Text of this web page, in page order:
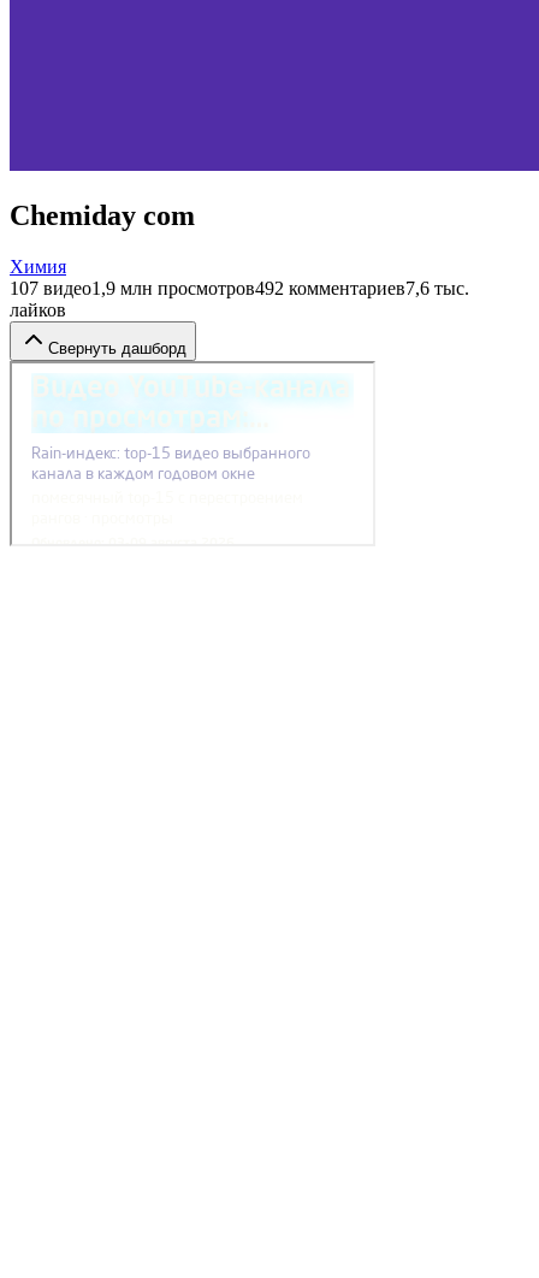
Chemiday com
Химия
107 видео1,9 млн просмотров492 комментариев7,6 тыс.
лайков
Свернуть дашборд